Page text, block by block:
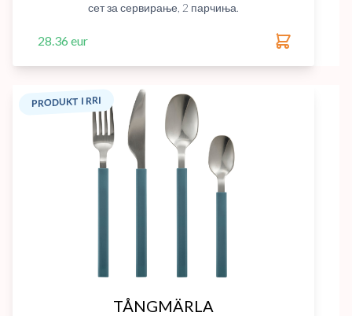
сет за сервирање, 2 парчиња.
28.36 eur
PRODUKT I RRI
TÅNGMÄRLA